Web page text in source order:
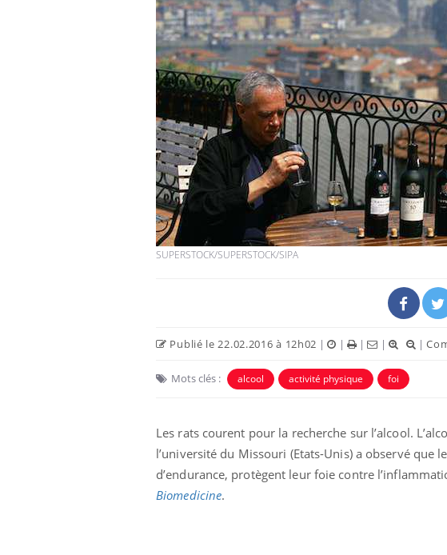
SUPERSTOCK/SUPERSTOCK/SIPA
Publié le 22.02.2016 à 12h02 | | | | |
Mots clés : alcool activité physique foi
Les rats courent pour la recherche sur l’alcool.
l’université du Missouri (Etats-Unis) a observé que
d’endurance, protègent leur foie contre
Biomedicine.